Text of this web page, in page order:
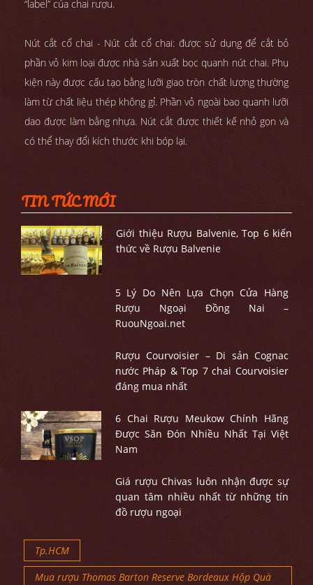
“label” của chai rượu.
Nút cắt cổ chai - Nút cắt cổ chai: được sử dụng để cắt bỏ
phần vỏ kim loại được nhà sản xuất bọc quanh nút chai. Phụ
kiện này được cấu tạo bằng lưỡi giao tròn chất lượng thường
làm từ chất liệu thép không gỉ. Phần vỏ ngoài bao quanh lưỡi
dao được làm bằng nhựa. Nút cắt được thiết kế nhỏ gọn và
có thể thay đổi kích thước khi bóp lại.
TIN TỨC MỚI
Giới thiệu Rượu Balvenie, Top 6 kiến
thức về Rượu Balvenie
5 Lý Do Nên Lựa Chọn Cửa Hàng
Rượu Ngoại Đồng Nai –
RuouNgoai.net
Rượu Courvoisier – Di sản Cognac
nước Pháp & Top 7 chai Courvoisier
đáng mua nhất
6 Chai Rượu Meukow Chính Hãng
Được Săn Đón Nhiều Nhất Tại Việt
Nam
Giá rượu Chivas luôn nhận được sự
quan tâm nhiều nhất từ những tín
đồ rượu ngoại
Tp.HCM
Mua rượu Thomas Barton Reserve Bordeaux Hộp Quà